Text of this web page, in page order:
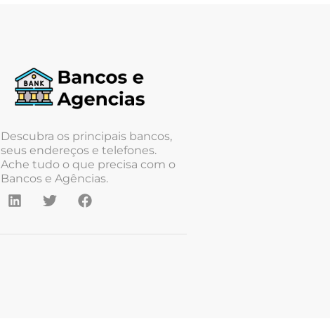
Descubra os principais bancos,
seus endereços e telefones.
Ache tudo o que precisa com o
Bancos e Agências.